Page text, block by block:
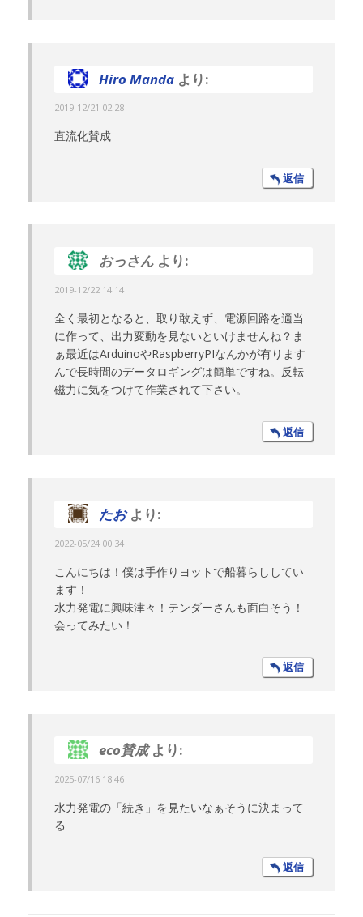
Hiro Manda より:
2019-12/21 02:28
直流化賛成
返信
おっさん より:
2019-12/22 14:14
全く最初となると、取り敢えず、電源回路を適当
に作って、出力変動を見ないといけませんね？ま
ぁ最近はArduinoやRaspberryPIなんかが有ります
んで長時間のデータロギングは簡単ですね。反転
磁力に気をつけて作業されて下さい。
返信
たお より:
2022-05/24 00:34
こんにちは！僕は手作りヨットで船暮らししてい
ます！
水力発電に興味津々！テンダーさんも面白そう！
会ってみたい！
返信
eco賛成 より:
2025-07/16 18:46
水力発電の「続き」を見たいなぁそうに決まって
る
返信